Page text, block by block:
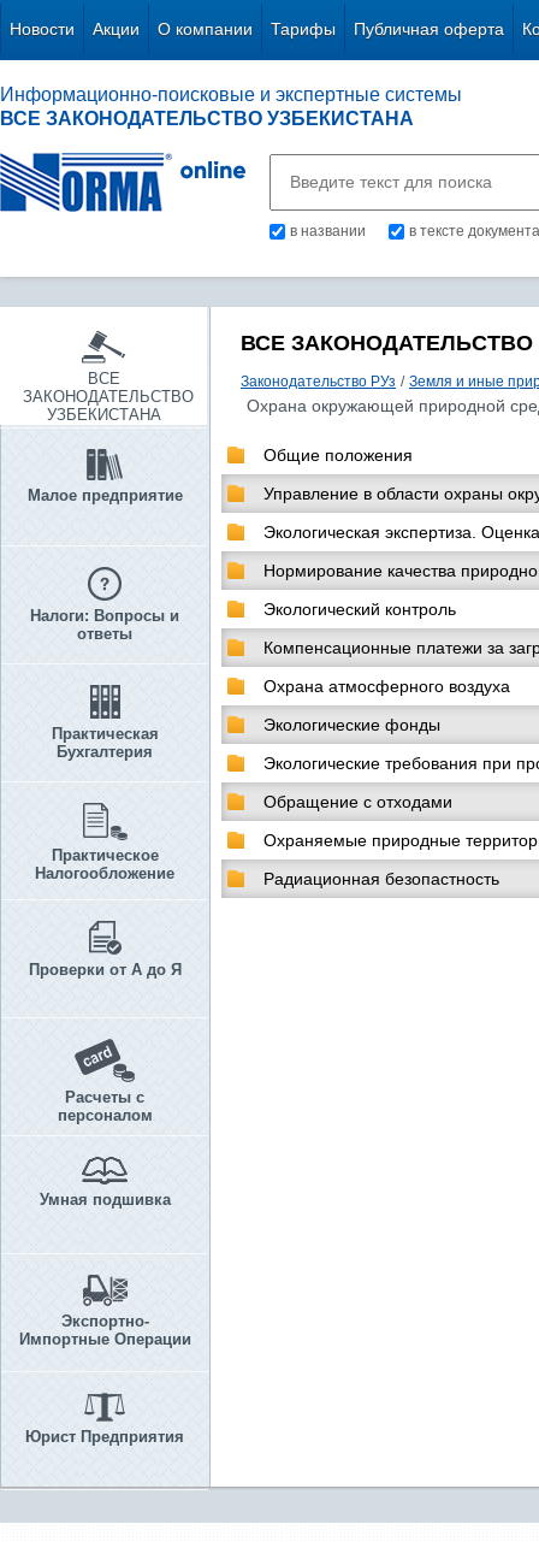
Новости Акции О компании Тарифы Публичная оферта
Информационно-поисковые и экспертные системы
ВСЕ ЗАКОНОДАТЕЛЬСТВО УЗБЕКИСТАНА
в названии в тексте документа
ВСЕ
ЗАКОНОДАТЕЛЬСТВО
УЗБЕКИСТАНА
Малое предприятие
Налоги: Вопросы и
ответы
Практическая
Бухгалтерия
Практическое
Налогообложение
Проверки от А до Я
Расчеты с
персоналом
Умная подшивка
Экспортно-
Импортные Операции
Юрист Предприятия
ВСЕ ЗАКОНОДАТЕЛЬСТВО
Законодательство РУз / Земля и иные
Охрана окружающей природной
Общие положения
Управление в области охраны
Экологическая экспертиза.
Нормирование качества
Экологический контроль
Компенсационные платежи за
Охрана атмосферного воздуха
Экологические фонды
Экологические требования при
Обращение с отходами
Охраняемые природные
Радиационная безопастность